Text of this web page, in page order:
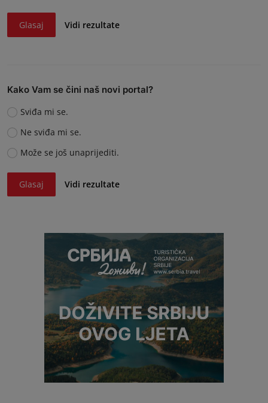
Glasaj Vidi rezultate
Kako Vam se čini naš novi portal?
Sviđa mi se.
Ne sviđa mi se.
Može se još unaprijediti.
Glasaj Vidi rezultate